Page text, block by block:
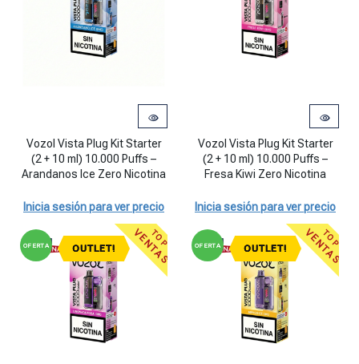
Vozol Vista Plug Kit Starter (2 + 10 ml) 10.000 Puffs - Arandanos
Vozol Vista Plug Kit Starter
(2 + 10 ml) 10.000 Puffs –
Arandanos Ice Zero Nicotina
Inicia sesión para ver precio
Vozol Vista Plug Kit Starter (2 +
Vozol Vista Plug Kit Starter
(2 + 10 ml) 10.000 Puffs –
Fresa Kiwi Zero Nicotina
Inicia sesión para ver precio
OUTLET!
OFERTA TOP
VENTAS OUTLET!
OFERTA TOP
VENTAS